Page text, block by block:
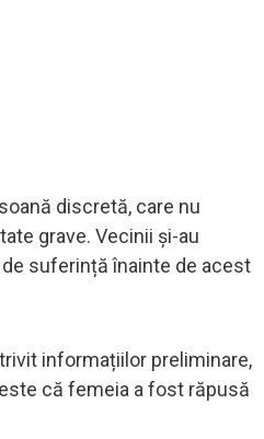
discretă, care nu
grave. Vecinii și-au
suferință înainte de acest
informațiilor preliminare,
că femeia a fost răpusă